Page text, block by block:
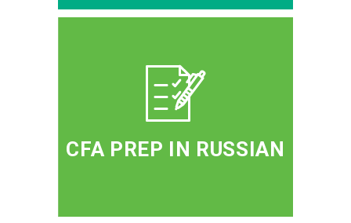
CFA PREP IN RUSSIAN